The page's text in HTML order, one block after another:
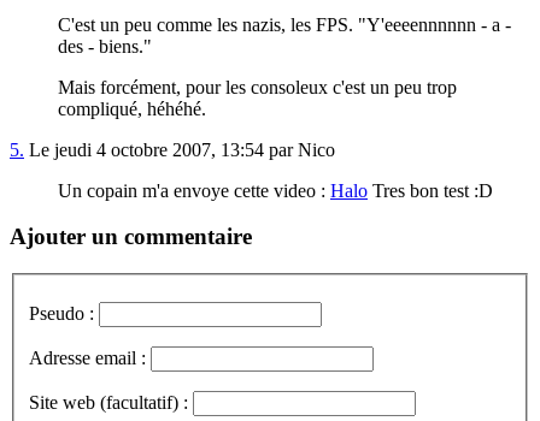
C'est un peu comme les nazis, les FPS. "Y'eeeennnnnn - a -
des - biens."
Mais forcément, pour les consoleux c'est un peu trop
compliqué, héhéhé.
5. Le jeudi 4 octobre 2007, 13:54 par Nico
Un copain m'a envoye cette video : Halo Tres bon test :D
Ajouter un commentaire
Pseudo :
Adresse email :
Site web (facultatif) :